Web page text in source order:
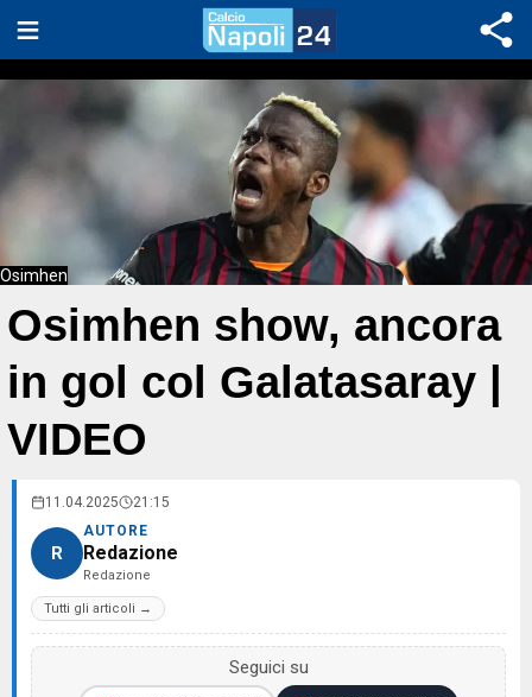
Osimhen
Osimhen show, ancora
in gol col Galatasaray |
VIDEO
11.04.2025 21:15
R
AUTORE
Redazione
Redazione
Tutti gli articoli →
Seguici su